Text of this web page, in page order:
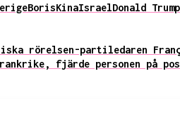
BorisKinaIsraelDonald Trump
rörelsen-partiledaren
fjärde personen på